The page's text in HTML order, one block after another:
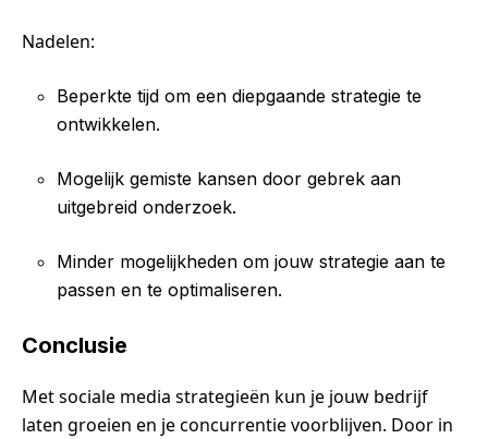
Nadelen:
Beperkte tijd om een diepgaande strategie te
ontwikkelen.
Mogelijk gemiste kansen door gebrek aan
uitgebreid onderzoek.
Minder mogelijkheden om jouw strategie aan te
passen en te optimaliseren.
Conclusie
Met sociale media strategieën kun je jouw bedrijf
laten groeien en je concurrentie voorblijven. Door in